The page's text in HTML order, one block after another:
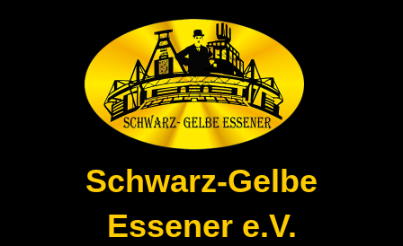
Schwarz-Gelbe
Essener e.V.